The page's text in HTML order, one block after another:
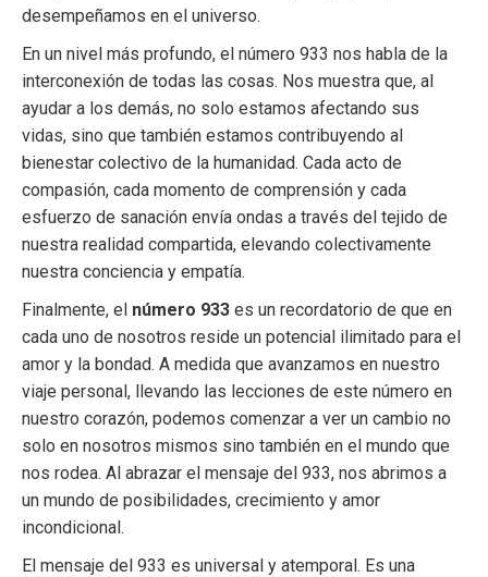
desempeñamos en el universo.
En un nivel más profundo, el número 933 nos habla de la
interconexión de todas las cosas. Nos muestra que, al
ayudar a los demás, no solo estamos afectando sus
vidas, sino que también estamos contribuyendo al
bienestar colectivo de la humanidad. Cada acto de
compasión, cada momento de comprensión y cada
esfuerzo de sanación envía ondas a través del tejido de
nuestra realidad compartida, elevando colectivamente
nuestra conciencia y empatía.
Finalmente, el número 933 es un recordatorio de que en
cada uno de nosotros reside un potencial ilimitado para el
amor y la bondad. A medida que avanzamos en nuestro
viaje personal, llevando las lecciones de este número en
nuestro corazón, podemos comenzar a ver un cambio no
solo en nosotros mismos sino también en el mundo que
nos rodea. Al abrazar el mensaje del 933, nos abrimos a
un mundo de posibilidades, crecimiento y amor
incondicional.
El mensaje del 933 es universal y atemporal. Es una